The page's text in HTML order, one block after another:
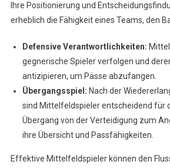
Ihre Positionierung und
erheblich die Fähigkeit eines Teams, den
Defensive Verantwortlichkeiten:
gegnerische Spieler verfolgen und
antizipieren, um Pässe abzufangen.
Übergangsspiel: Nach der
sind Mittelfeldspieler entscheidend für
Übergang von der Verteidigung zum
ihre Übersicht und Passfähigkeiten.
Effektive Mittelfeldspieler können den